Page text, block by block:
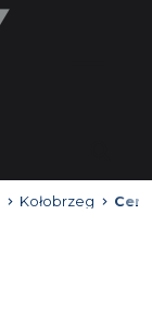
Kołobrzeg